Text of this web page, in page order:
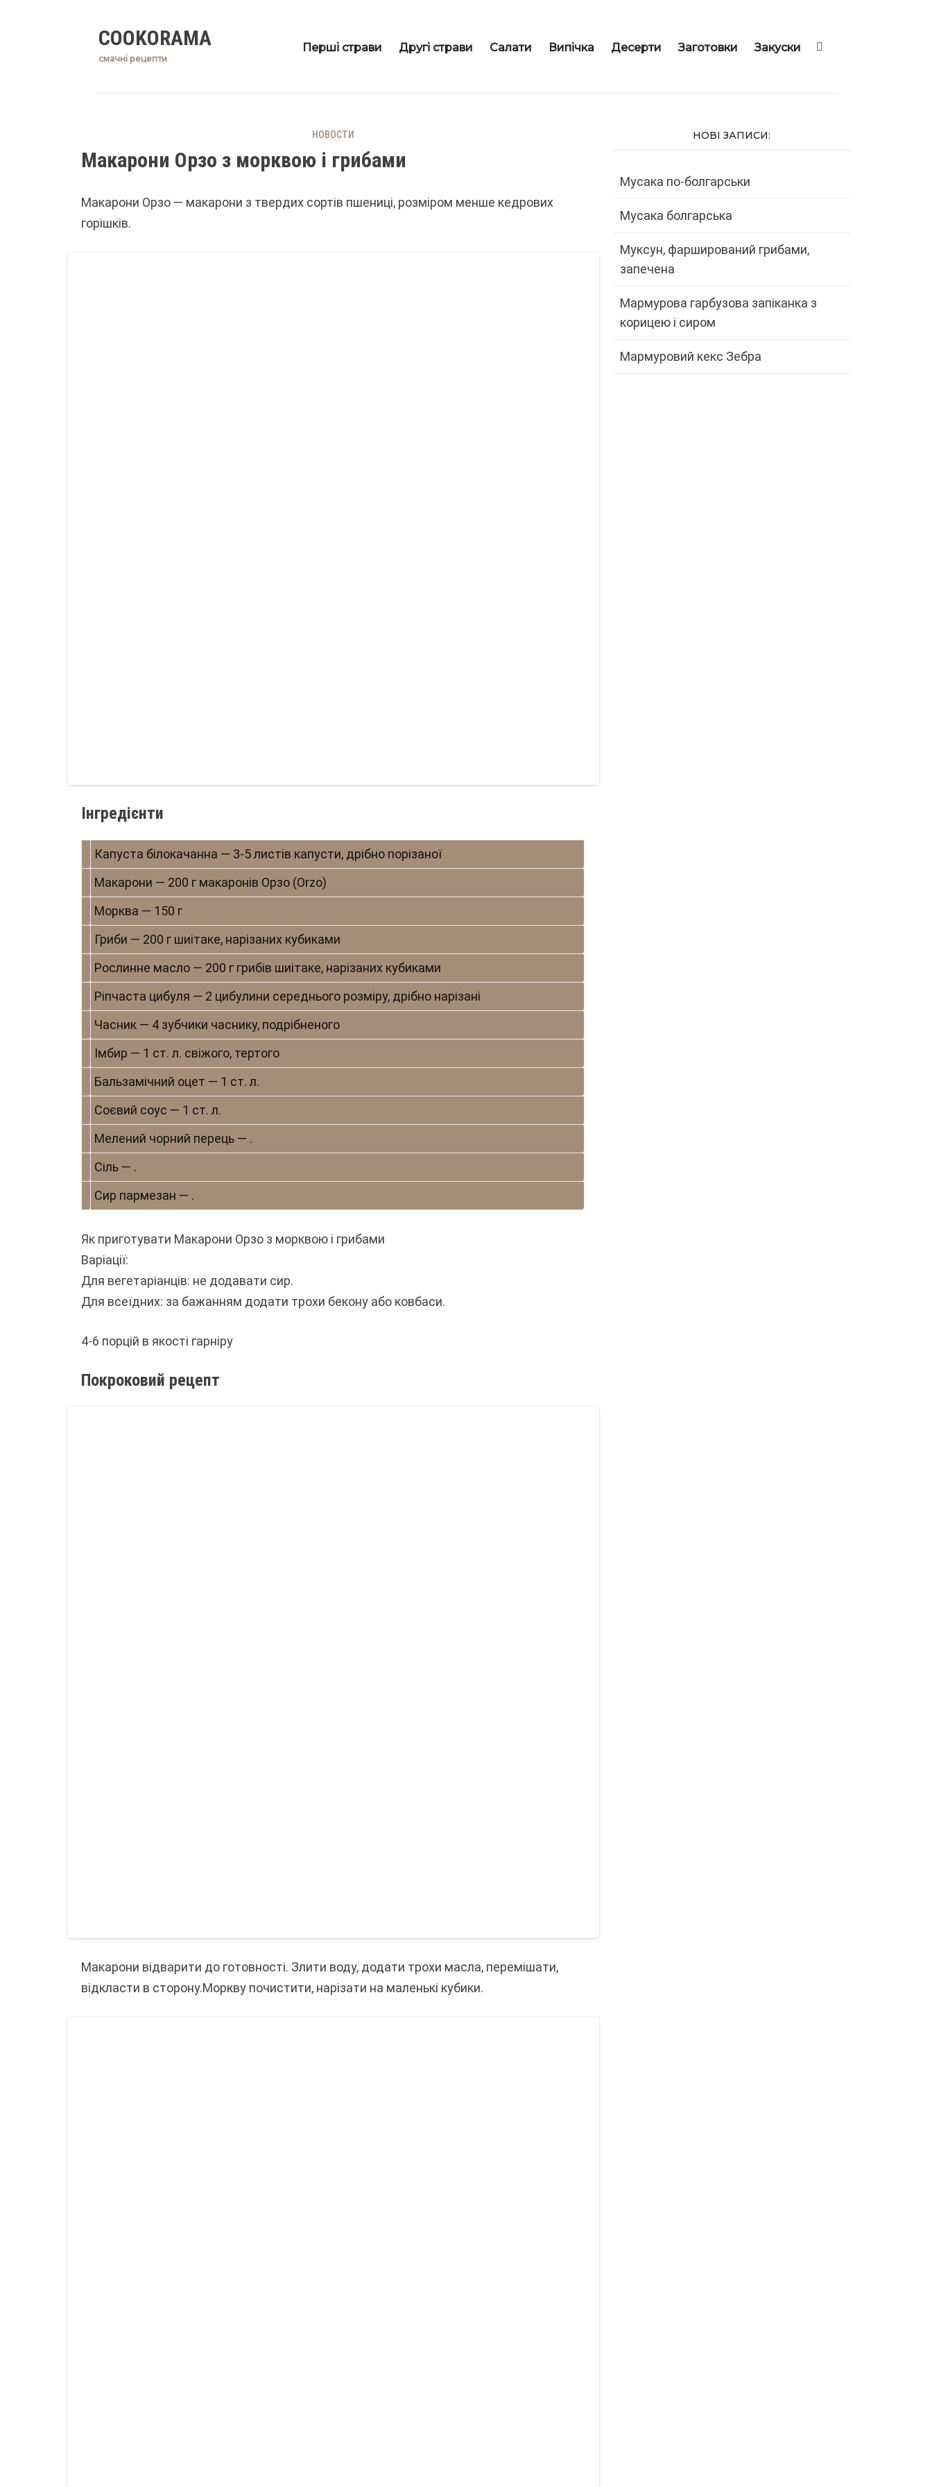
COOKORAMA
смачні рецепти
Перші страви Другі страви Салати Випічка Десерти Заготовки Закуски
НОВОСТИ
Макарони Орзо з морквою і грибами
Макарони Орзо — макарони з твердих сортів пшениці, розміром менше кедрових
горішків.
Інгредієнти
Капуста білокачанна — 3-5 листів капусти, дрібно порізаної
Макарони — 200 г макаронів Орзо (Оrzo)
Морква — 150 г
Гриби — 200 г шиітаке, нарізаних кубиками
Рослинне масло — 200 г грибів шиітаке, нарізаних кубиками
Ріпчаста цибуля — 2 цибулини середнього розміру, дрібно нарізані
Часник — 4 зубчики часнику, подрібненого
Імбир — 1 ст. л. свіжого, тертого
Бальзамічний оцет — 1 ст. л.
Соєвий соус — 1 ст. л.
Мелений чорний перець — .
Сіль — .
Сир пармезан — .
Як приготувати Макарони Орзо з морквою і грибами
Варіації:
Для вегетаріанців: не додавати сир.
Для всеїдних: за бажанням додати трохи бекону або ковбаси.
4-6 порцій в якості гарніру
Покроковий рецепт
Макарони відварити до готовності. Злити воду, додати трохи масла, перемішати,
відкласти в сторону.Моркву почистити, нарізати на маленькі кубики.
НОВІ ЗАПИСИ:
Мусака по-болгарськи
Мусака болгарська
Муксун, фарширований грибами,
запечена
Мармурова гарбузова запіканка з
корицею і сиром
Мармуровий кекс Зебра